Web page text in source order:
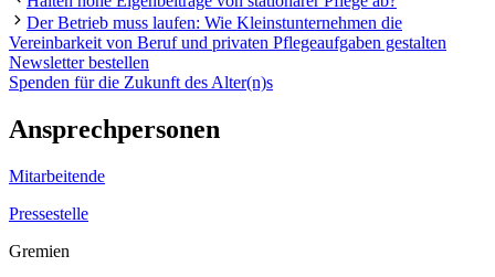
Der Betrieb muss laufen: Wie Kleinstunternehmen die
Vereinbarkeit von Beruf und privaten Pflegeaufgaben gestalten
Newsletter bestellen
Spenden für die Zukunft des Alter(n)s
Ansprechpersonen
Mitarbeitende
Pressestelle
Gremien